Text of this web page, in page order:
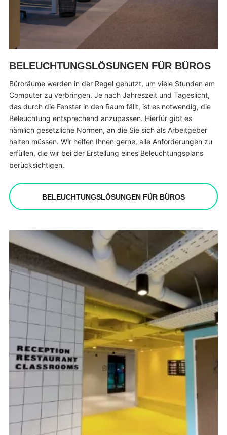
BELEUCHTUNGSLÖSUNGEN FÜR BÜROS
Büroräume werden in der Regel genutzt, um viele Stunden am
Computer zu verbringen. Je nach Jahreszeit und Tageslicht,
das durch die Fenster in den Raum fällt, ist es notwendig, die
Beleuchtung entsprechend anzupassen. Hierfür gibt es
nämlich gesetzliche Normen, an die Sie sich als Arbeitgeber
halten müssen. Wir helfen Ihnen gerne, alle Anforderungen zu
erfüllen, die wir bei der Erstellung eines Beleuchtungsplans
berücksichtigen.
BELEUCHTUNGSLÖSUNGEN FÜR BÜROS